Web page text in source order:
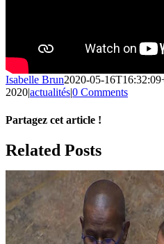
Isabelle Brun2020-05-
2020|actualités|0 Comments
Partagez cet article !
Facebook
X
Reddit
LinkedIn
WhatsApp
Telegram
Tumblr
Pinterest
Vk
Xing
Email
Related Posts